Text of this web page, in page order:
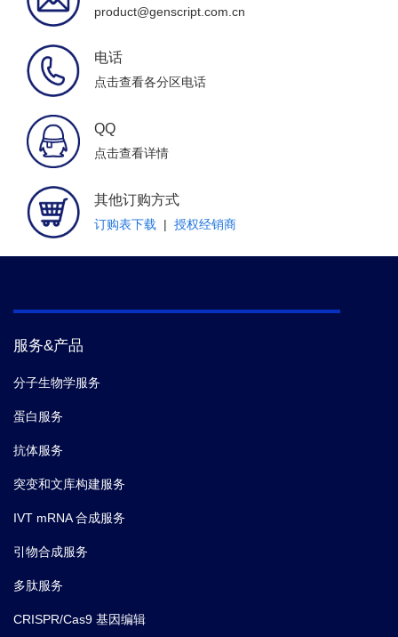
product@genscript.com.cn
电话
点击查看各分区电话
QQ
点击查看详情
其他订购方式
订购表下载 | 授权经销商
服务&产品
分子生物学服务
蛋白服务
抗体服务
突变和文库构建服务
IVT mRNA 合成服务
引物合成服务
多肽服务
CRISPR/Cas9 基因编辑